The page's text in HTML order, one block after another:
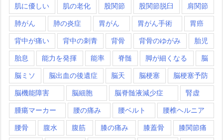
肌に優しい 肌の老化 股関節 股関節脱臼 肩関節
肺がん 肺の炎症 胃がん 胃がん手術 胃癌
背中が痛い 背中の刺青 背骨 背骨のゆがみ 胎児
胎息 能力を発揮 能率 脊髄 脚が細くなる 脳
脳ミソ 脳出血の後遺症 脳天 脳梗塞 脳梗塞予防
脳機能障害 脳細胞 脳脊髄液減少症 腎虚
腫瘍マーカー 腰の痛み 腰ベルト 腰椎ヘルニア
腰骨 腹水 腹筋 膝の痛み 膝蓋骨 膝関節痛